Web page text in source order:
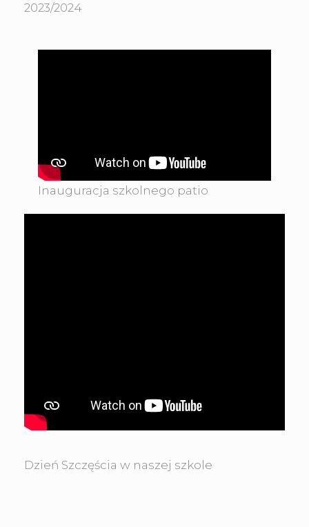
2023/2024
Inauguracja szkolnego patio
Dzień Szczęścia w naszej szkole